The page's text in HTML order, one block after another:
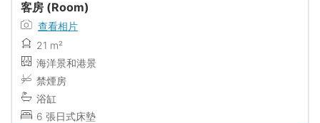
客房 (Room)
查看相片
21 m²
海洋景和港景
禁煙房
浴缸
6 張日式床墊